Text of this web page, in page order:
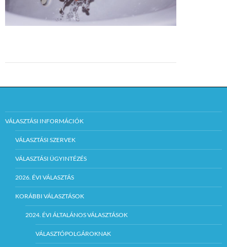
VÁLASZTÁSI INFORMÁCIÓK
VÁLASZTÁSI SZERVEK
VÁLASZTÁSI ÜGYINTÉZÉS
2026. ÉVI VÁLASZTÁS
KORÁBBI VÁLASZTÁSOK
2024. ÉVI ÁLTALÁNOS VÁLASZTÁSOK
VÁLASZTÓPOLGÁROKNAK